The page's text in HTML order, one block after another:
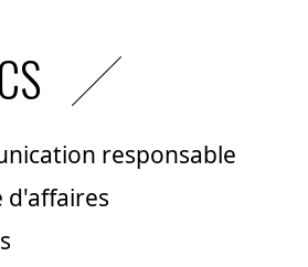
responsable
d'affaires